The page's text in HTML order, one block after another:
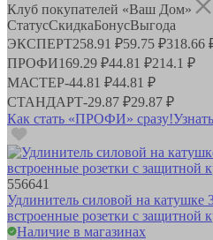
Клуб покупателей «Ваш Дом»
СтатусСкидкаБонусВыгода
ЭКСПЕРТ258.91 ₽59.75 ₽318.66
ПРОФИ169.29 ₽44.81 ₽214.1 ₽
МАСТЕР-44.81 ₽44.81 ₽
СТАНДАРТ-29.87 ₽29.87 ₽
Как стать «ПРОФИ» сразу!
556641
Удлинитель силовой на
встроенные розетки с
Наличие в магазинах